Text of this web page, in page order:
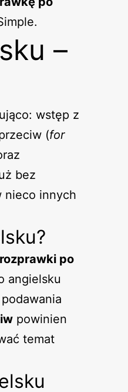
–
wstęp z
(for
bez
nieco innych
po
angielsku
powinien
temat